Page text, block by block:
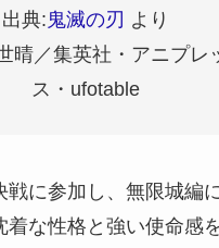
出典: 鬼滅の刃 より
晴／集英社・アニプレ
ス・ufotable
戦に参加し、無限城編
な性格と強い使命感を